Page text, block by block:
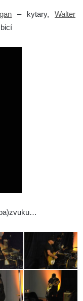
– kytary, Walter